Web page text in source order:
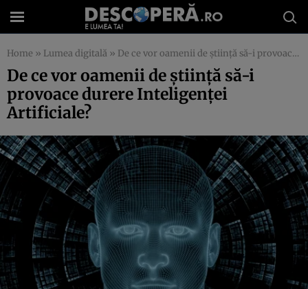
Home » Lumea digitală » De ce vor oamenii de știință să-i provoace durere Inteligenței Artificiale?
De ce vor oamenii de știință să-i
provoace durere Inteligenței
Artificiale?